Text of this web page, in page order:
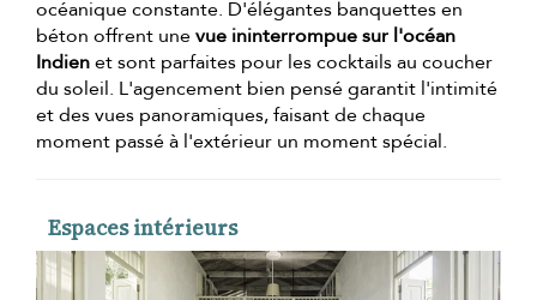
océanique constante. D'élégantes banquettes en
béton offrent unevue ininterrompue sur l'océan
Indienet sont parfaites pour les cocktails au coucher
du soleil. L'agencement bien pensé garantit l'intimité
et des vues panoramiques, faisant de chaque
moment passé à l'extérieur un moment spécial.
Espaces intérieurs